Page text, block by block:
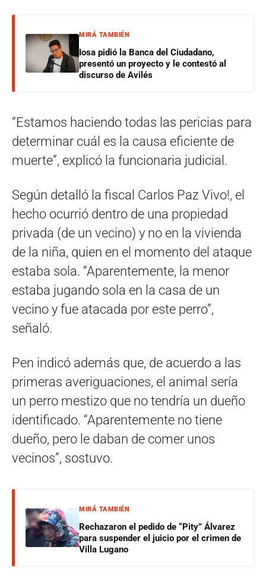
MIRÁ TAMBIÉN
Iosa pidió la Banca del Ciudadano,
presentó un proyecto y le contestó al
discurso de Avilés
“Estamos haciendo todas las pericias para
determinar cuál es la causa eficiente de
muerte”, explicó la funcionaria judicial.
Según detalló la fiscal Carlos Paz Vivo!, el
hecho ocurrió dentro de una propiedad
privada (de un vecino) y no en la vivienda
de la niña, quien en el momento del ataque
estaba sola. “Aparentemente, la menor
estaba jugando sola en la casa de un
vecino y fue atacada por este perro”,
señaló.
Pen indicó además que, de acuerdo a las
primeras averiguaciones, el animal sería
un perro mestizo que no tendría un dueño
identificado. “Aparentemente no tiene
dueño, pero le daban de comer unos
vecinos”, sostuvo.
MIRÁ TAMBIÉN
Rechazaron el pedido de “Pity” Álvarez
para suspender el juicio por el crimen de
Villa Lugano